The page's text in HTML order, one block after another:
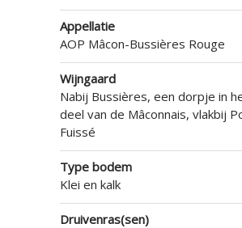
Appellatie
AOP Mâcon-Bussières Rouge
Wijngaard
Nabij Bussières, een dorpje in
deel van de Mâconnais, vlakbij
Fuissé
Type bodem
Klei en kalk
Druivenras(sen)